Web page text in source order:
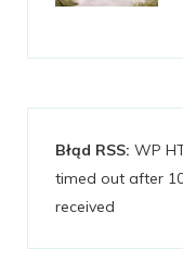
Błąd RSS: WP
timed out after
received